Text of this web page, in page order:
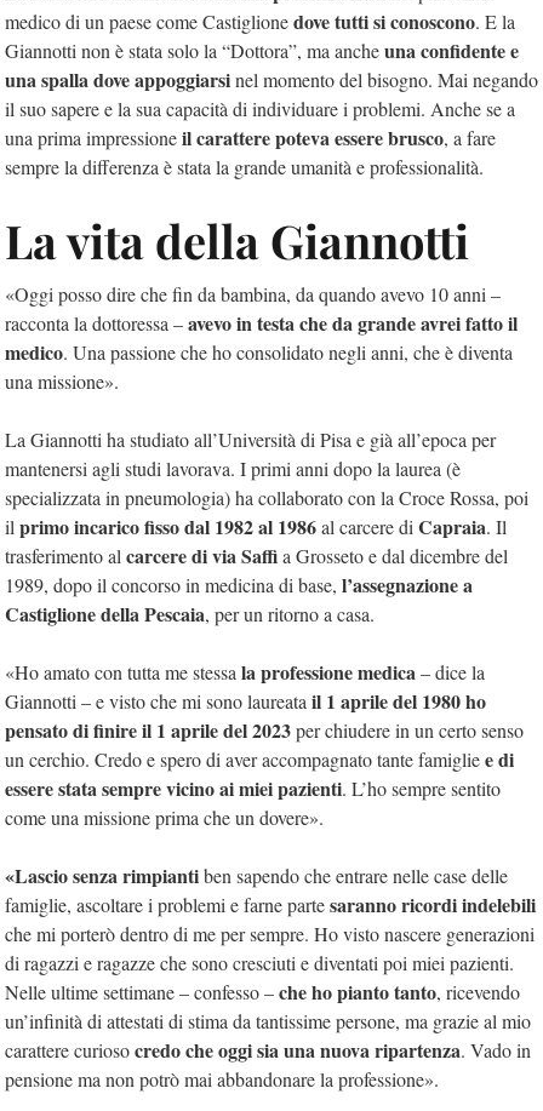
medico di un paese come Castiglionedove tutti si conoscono. E la
Giannotti non è stata solo la “Dottora”, ma ancheuna confidente e
una spalla dove appoggiarsinel momento del bisogno. Mai negando
il suo sapere e la sua capacità di individuare i problemi. Anche se a
una prima impressioneil carattere poteva essere brusco, a fare
sempre la differenza è stata la grande umanità e professionalità.
La vita della Giannotti
«Oggi posso dire che fin da bambina, da quando avevo 10 anni –
racconta la dottoressa –avevo in testa che da grande avrei fatto il
medico. Una passione che ho consolidato negli anni, che è diventa
una missione».
La Giannotti ha studiato all’Università di Pisa e già all’epoca per
mantenersi agli studi lavorava. I primi anni dopo la laurea (è
specializzata in pneumologia) ha collaborato con la Croce Rossa, poi
il primo incarico fisso dal 1982 al 1986al carcere di Capraia. Il
trasferimento al carcere di via Saffia Grosseto e dal dicembre del
1989, dopo il concorso in medicina di base, l’assegnazione a
Castiglione della Pescaia, per un ritorno a casa.
«Ho amato con tutta me stessa la professione medica– dice la
Giannotti – e visto che mi sono laureata il 1 aprile del 1980 ho
pensato di finire il 1 aprile del 2023per chiudere in un certo senso
un cerchio. Credo e spero di aver accompagnato tante famigliee di
essere stata sempre vicino ai miei pazienti. L’ho sempre sentito
come una missione prima che un dovere».
«Lascio senza rimpiantiben sapendo che entrare nelle case delle
famiglie, ascoltare i problemi e farne partesaranno ricordi indelebili
che mi porterò dentro di me per sempre. Ho visto nascere generazioni
di ragazzi e ragazze che sono cresciuti e diventati poi miei pazienti.
Nelle ultime settimane – confesso –che ho pianto tanto, ricevendo
un’infinità di attestati di stima da tantissime persone, ma grazie al mio
carattere curiosocredo che oggi sia una nuova ripartenza. Vado in
pensione ma non potrò mai abbandonare la professione».